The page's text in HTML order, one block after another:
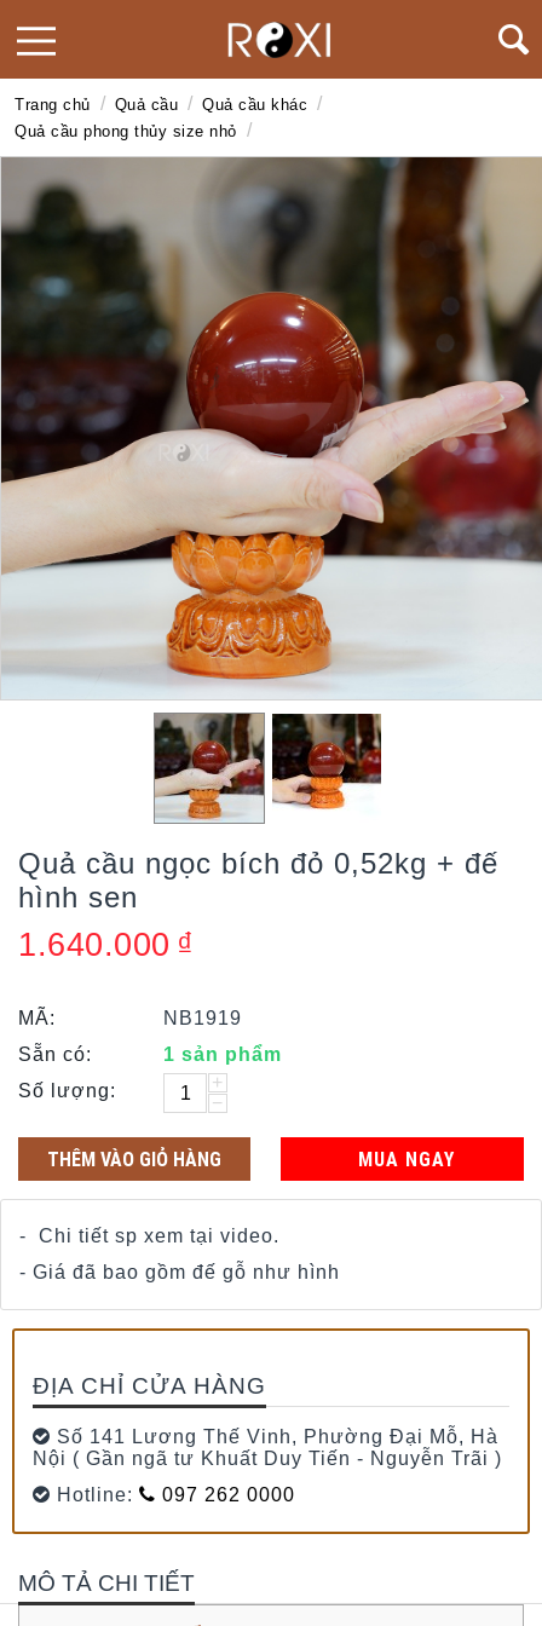
Trang chủ / Quả cầu / Quả cầu khác /
Quả cầu phong thủy size nhỏ /
Quả cầu ngọc bích đỏ 0,52kg + đế
hình sen
1.640.000 ₫
MÃ:
NB1919
Sẵn có:
1 sản phẩm
Số lượng:
+
−
THÊM VÀO GIỎ HÀNG MUA NGAY
- Chi tiết sp xem tại video.
- Giá đã bao gồm đế gỗ như hình
ĐỊA CHỈ CỬA HÀNG
Số 141 Lương Thế Vinh, Phường Đại Mỗ, Hà
Nội ( Gần ngã tư Khuất Duy Tiến - Nguyễn Trãi )
Hotline:
097 262 0000
MÔ TẢ CHI TIẾT